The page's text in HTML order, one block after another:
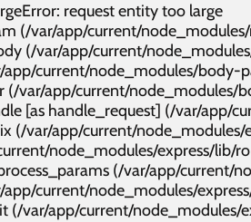
request entity too large
(/var/app/current/
(/var/app/current/
current/node_modules/body-
(/var/app/current/node_modules/
[as handle_request] (/var/app/
(/var/app/current/node_modules/
node_modules/express/lib/
(/var/app/current/
current/node_modules/
(/var/app/current/node_modules/